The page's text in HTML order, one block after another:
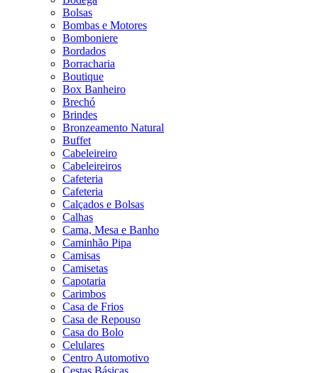
Bolsas
Bombas e Motores
Bomboniere
Bordados
Borracharia
Boutique
Box Banheiro
Brechó
Brindes
Bronzeamento Natural
Buffet
Cabeleireiro
Cabeleireiros
Cafeteria
Cafeteria
Calçados e Bolsas
Calhas
Cama, Mesa e Banho
Caminhão Pipa
Camisas
Camisetas
Capotaria
Carimbos
Casa de Frios
Casa de Repouso
Casa do Bolo
Celulares
Centro Automotivo
Cestas Básicas